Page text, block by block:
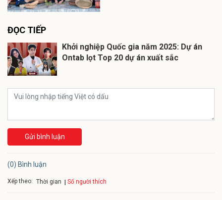
ĐỌC TIẾP
Khởi nghiệp Quốc gia năm 2025: Dự án
Ontab lọt Top 20 dự án xuất sắc
Gửi bình luận
(0) Bình luận
Xếp theo: Thời gian Số người thích